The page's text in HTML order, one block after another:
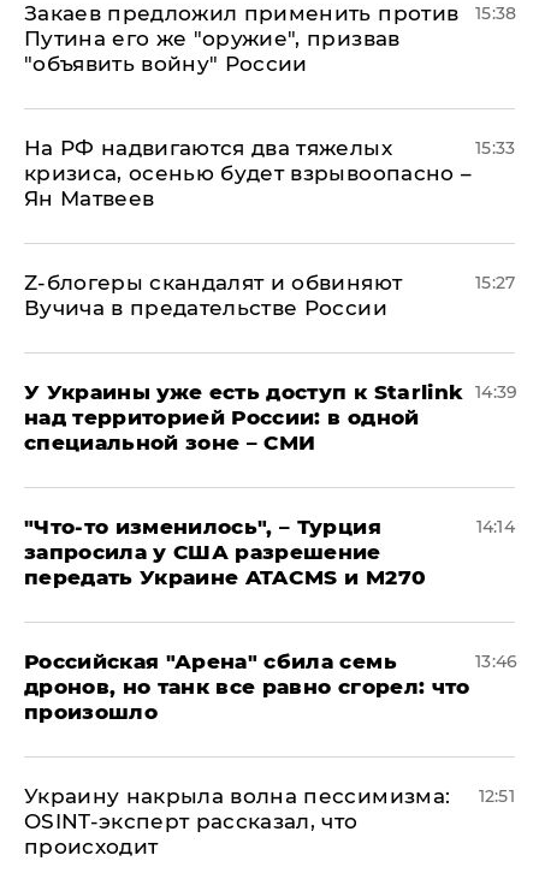
Закаев предложил применить против
Путина его же "оружие", призвав
"объявить войну" России
15:38
На РФ надвигаются два тяжелых
кризиса, осенью будет взрывоопасно –
Ян Матвеев
15:33
Z-блогеры скандалят и обвиняют
Вучича в предательстве России
15:27
У Украины уже есть доступ к Starlink
над территорией России: в одной
специальной зоне – СМИ
14:39
​"Что-то изменилось", – Турция
запросила у США разрешение
передать Украине ATACMS и M270
14:14
​Российская "Арена" сбила семь
дронов, но танк все равно сгорел: что
произошло
13:46
​Украину накрыла волна пессимизма:
OSINT-эксперт рассказал, что
происходит
12:51